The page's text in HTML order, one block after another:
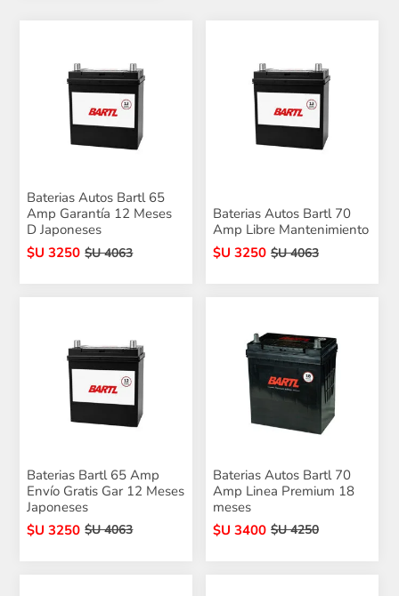
Baterias Autos Bartl 65
Amp Garantía 12 Meses
D Japoneses
$U 3250 $U 4063
Baterias Autos Bartl 70
Amp Libre Mantenimiento
$U 3250 $U 4063
Baterias Bartl 65 Amp
Envío Gratis Gar 12 Meses
Japoneses
$U 3250 $U 4063
Baterias Autos Bartl 70
Amp Linea Premium 18
meses
$U 3400 $U 4250